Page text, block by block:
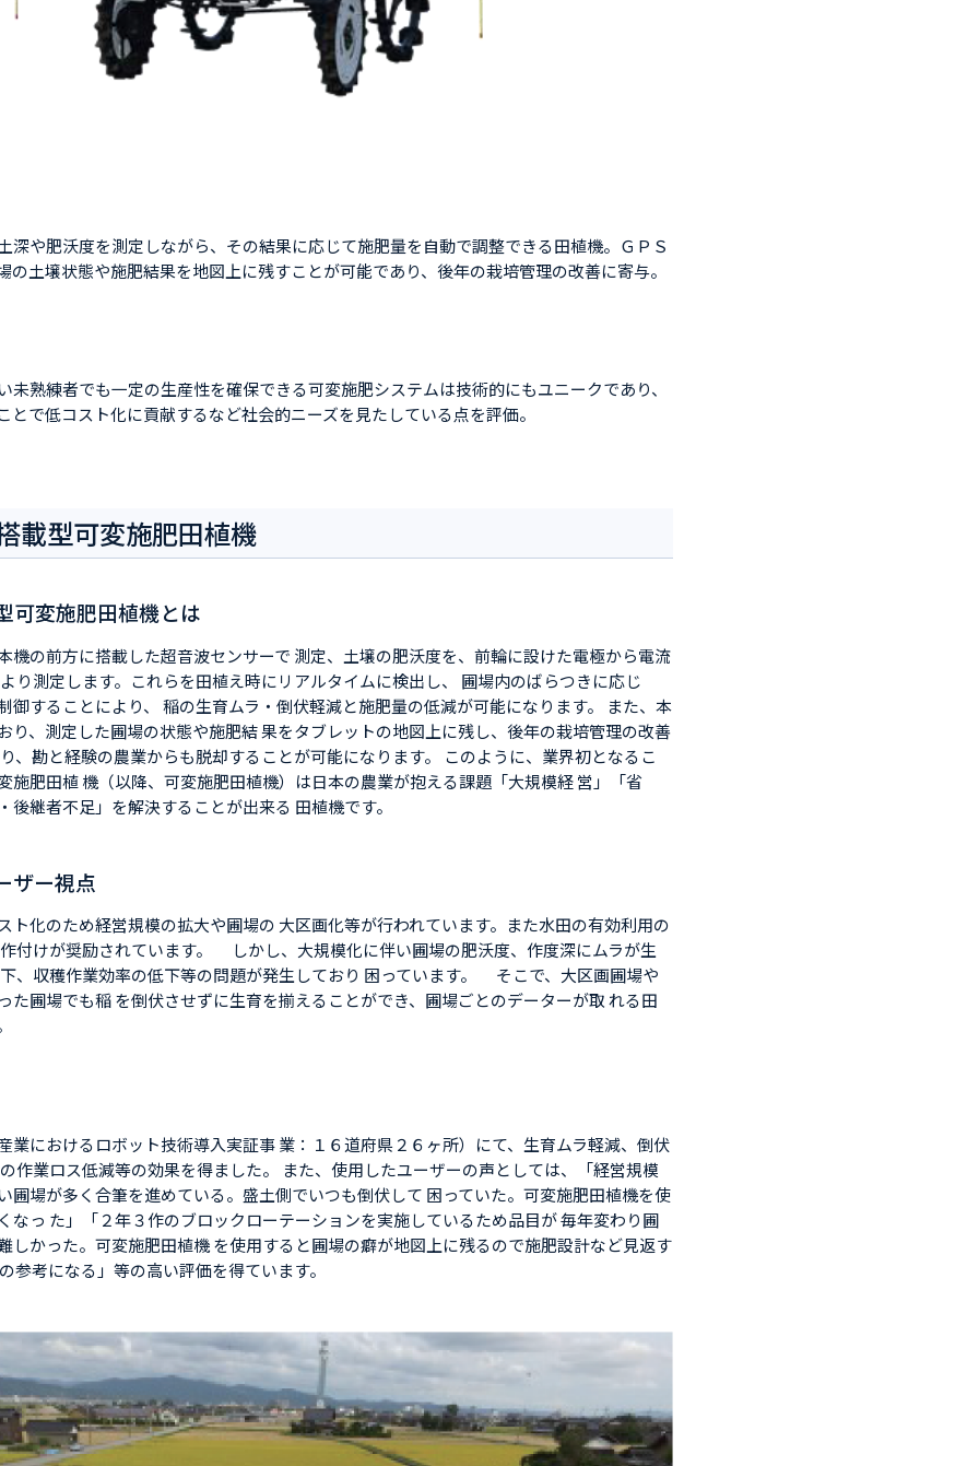
深や肥沃度を測定しながら、その結果に応じて施肥量を自動で調整できる田植機。ＧＰＳ
の土壌状態や施肥結果を地図上に残すことが可能であり、後年の栽培管理の改善に寄与。
未熟練者でも一定の生産性を確保できる可変施肥システムは技術的にもユニークであり、
とで低コスト化に貢献するなど社会的ニーズを見たしている点を評価。
載型可変施肥田植機
可変施肥田植機とは
機の前方に搭載した超音波センサーで 測定、土壌の肥沃度を、前輪に設けた電極から電流
り測定します。これらを田植え時にリアルタイムに検出し、 圃場内のばらつきに応じ
御することにより、 稲の生育ムラ・倒伏軽減と施肥量の低減が可能になります。 また、本
り、測定した圃場の状態や施肥結 果をタブレットの地図上に残し、後年の栽培管理の改善
、勘と経験の農業からも脱却することが可能になります。 このように、業界初となるこ
施肥田植 機（以降、可変施肥田植機）は日本の農業が抱える課題「大規模経 営」「省
後継者不足」を解決することが出来る 田植機です。
ザー視点
ト化のため経営規模の拡大や圃場の 大区画化等が行われています。また水田の有効利用の
付けが奨励されています。 しかし、大規模化に伴い圃場の肥沃度、作度深にムラが生
、収穫作業効率の低下等の問題が発生しており 困っています。 そこで、大区画圃場や
た圃場でも稲 を倒伏させずに生育を揃えることができ、圃場ごとのデーターが取 れる田
業におけるロボット技術導入実証事 業：１６道府県２６ヶ所）にて、生育ムラ軽減、倒伏
作業ロス低減等の効果を得ました。 また、使用したユーザーの声としては、「経営規模
圃場が多く合筆を進めている。盛土側でいつも倒伏して 困っていた。可変施肥田植機を使
なっ た」「２年３作のブロックローテーションを実施しているため品目が 毎年変わり圃
しかった。可変施肥田植機 を使用すると圃場の癖が地図上に残るので施肥設計など見返す
参考になる」等の高い評価を得ています。